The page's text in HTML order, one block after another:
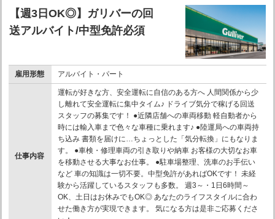
【週3日OK◎】ガリバーの回
送アルバイト/中型免許必須
雇用形態 アルバイト・パート
仕事内容
運転が好きな方、安全運転に自信のある方へ 人間関係から少
し離れて安全運転に集中タイム♪ ドライブ気分で稼げる回送
スタッフの募集です！ ●近隣店舗への車両移動 軽自動者から
時には輸入車まで色々な車種に乗れます♪ ●陸運局への車両持
ち込み 書類を届けに…ちょっとした「気分転換」にもなりま
す。 ●車検・修理車両の引き取りや納車 お客様の大切なお車
を移動させる大事なお仕事。 ●駐車場整理、洗車のお手伝い
など 車の知識は一切不要。中型免許があればOKです！ 未経
験から活躍しているスタッフも多数。 週3～・1日6時間～
OK、土日はお休みでもOK◎ あなたのライフスタイルに合わ
せた働き方が実現できます。 気になる方は是非ご応募くださ